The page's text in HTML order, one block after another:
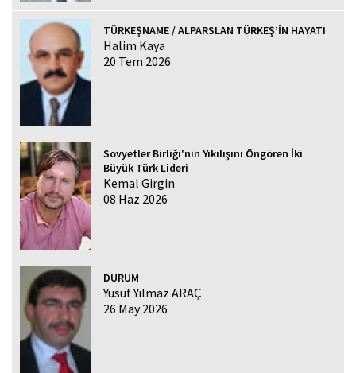
TÜRKEŞNAME / ALPARSLAN TÜRKEŞ’İN HAYATI
Halim Kaya
20 Tem 2026
Sovyetler Birliği'nin Yıkılışını Öngören İki
Büyük Türk Lideri
Kemal Girgin
08 Haz 2026
DURUM
Yusuf Yılmaz ARAÇ
26 May 2026